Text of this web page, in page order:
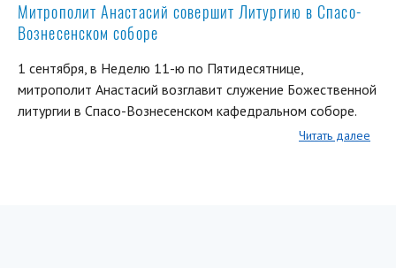
Митрополит Анастасий совершит Литургию в Спасо-
Вознесенском соборе
1 сентября, в Неделю 11-ю по Пятидесятнице,
митрополит Анастасий возглавит служение Божественной
литургии в Спасо-Вознесенском кафедральном соборе.
Читать далее